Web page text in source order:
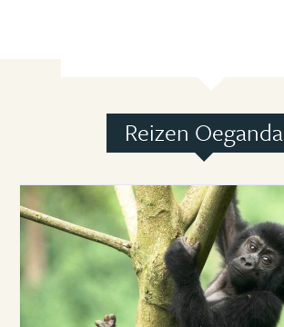
Reizen Oeganda